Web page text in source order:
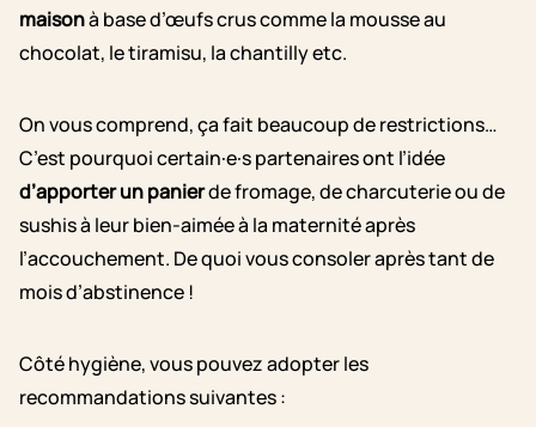
maisonà base d’œufs crus comme la mousse au
chocolat, le tiramisu, la chantilly etc.
On vous comprend, ça fait beaucoup de restrictions…
C’est pourquoi certain·e·s partenaires ont l’idée
d’apporter un panierde fromage, de charcuterie ou de
sushis à leur bien-aimée à la maternité après
l’accouchement. De quoi vous consoler après tant de
mois d’abstinence !
Côté hygiène, vous pouvez adopter les
recommandations suivantes :